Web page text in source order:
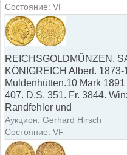
Состояние: VF
REICHSGOLDMÜNZEN,
KÖNIGREICH Albert. 1873-
Muldenhütten.10 Mark
407. D.S. 351. Fr. 3844.
Randfehler und
Аукцион: Gerhard Hirsch
Состояние: VF